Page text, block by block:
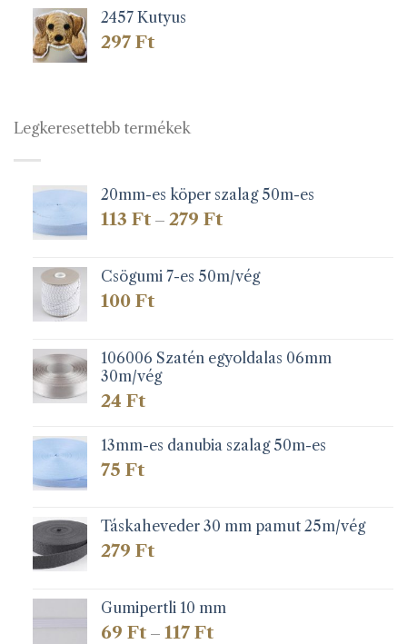
2457 Kutyus
297 Ft
Legkeresettebb termékek
20mm-es köper szalag 50m-es
113 Ft – 279 FtÁrtartomány:
279 Ft
Csögumi 7-es 50m/vég
100 Ft
106006 Szatén egyoldalas 06mm
30m/vég
24 Ft
13mm-es danubia szalag 50m-es
75 Ft
Táskaheveder 30 mm pamut 25m/vég
279 Ft
Gumipertli 10 mm
69 Ft – 117 FtÁrtartomány: